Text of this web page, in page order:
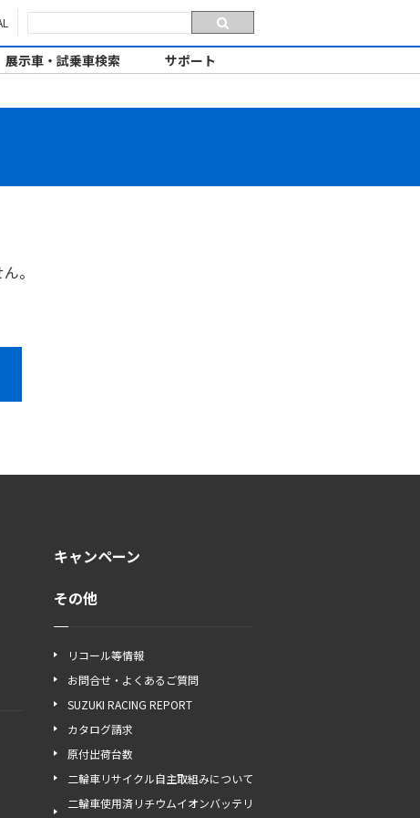
展示車・試乗車検索 サポート
。
キャンペーン
その他
リコール等情報
お問合せ・よくあるご質問
SUZUKI RACING REPORT
カタログ請求
原付出荷台数
二輪車リサイクル自主取組みについて
二輪車使用済リチウムイオンバッテリ